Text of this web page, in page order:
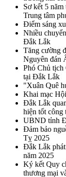
Sơ kết 5
Trung tâm
Điểm sáng
Nhiều
Đắk Lắk
Tăng cường
Nguyên đán
Phó Chủ tịch
tại Đắk Lắk
"Xuân Quê
Khai mạc
Đắk Lắk
hiện tốt công
UBND tỉnh
Đảm bảo
Tỵ 2025
Đắk Lắk
năm 2025
Ký kết Quy
thương mại